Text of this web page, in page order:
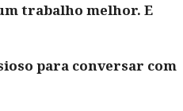
trabalho melhor. E
para conversar com